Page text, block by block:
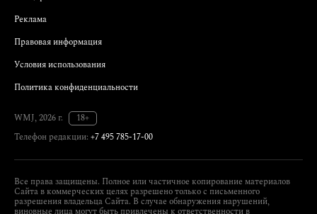
Реклама
Правовая информация
Условия использования
Политика конфиденциальности
WMJ, 2026 г.
18+
Телефон редакции: +7 495 785-17-00
Все права защищены. Полное или частичное копирование материалов
Сайта в коммерческих целях разрешено только с письменного
разрешения владельца Сайта. В случае обнаружения нарушений,